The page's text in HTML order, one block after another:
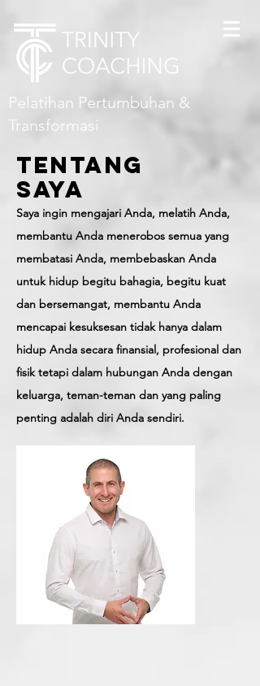
Pelatihan Pertumbuhan &
Transformasi
TENTANG
SAYA
Saya ingin mengajari Anda, melatih Anda,
membantu Anda menerobos semua yang
membatasi Anda, membebaskan Anda
untuk hidup begitu bahagia, begitu kuat
dan bersemangat, membantu Anda
mencapai kesuksesan tidak hanya dalam
hidup Anda secara finansial, profesional dan
fisik tetapi dalam hubungan Anda dengan
keluarga, teman-teman dan yang paling
penting adalah diri Anda sendiri.